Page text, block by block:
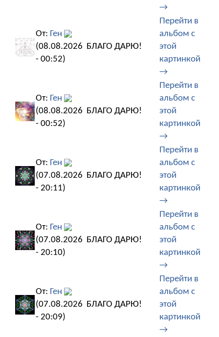
→
От: Ген
(08.08.2026
- 00:52)
БЛАГО ДАРЮ!
Перейти в
альбом с
этой
картинкой
→
От: Ген
(08.08.2026
- 00:52)
БЛАГО ДАРЮ!
Перейти в
альбом с
этой
картинкой
→
От: Ген
(07.08.2026
- 20:11)
БЛАГО ДАРЮ!
Перейти в
альбом с
этой
картинкой
→
От: Ген
(07.08.2026
- 20:10)
БЛАГО ДАРЮ!
Перейти в
альбом с
этой
картинкой
→
От: Ген
(07.08.2026
- 20:09)
БЛАГО ДАРЮ!
Перейти в
альбом с
этой
картинкой
→